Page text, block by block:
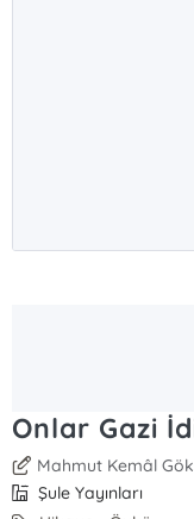
Onlar Gazi
Mahmut Kemâl
Şule Yayınları